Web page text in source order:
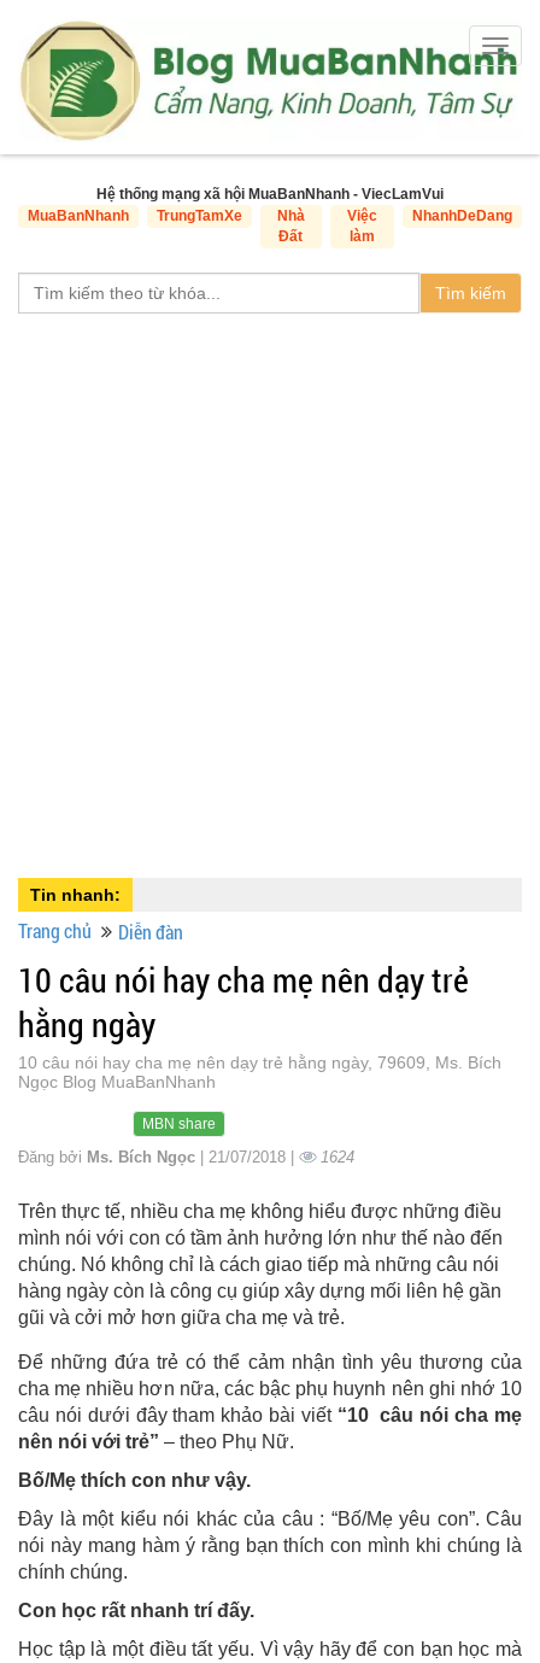
Hệ thống mạng xã hội MuaBanNhanh - ViecLamVui
MuaBanNhanh
TrungTamXe
Nhà
Đất
Việc
làm
NhanhDeDang
Tìm kiếm
Tin nhanh:
Trang chủ Diễn đàn
10 câu nói hay cha mẹ nên dạy trẻ
hằng ngày
10 câu nói hay cha mẹ nên dạy trẻ hằng ngày, 79609, Ms. Bích
Ngọc Blog MuaBanNhanh
MBN share
Đăng bởi Ms. Bích Ngọc | 21/07/2018 | 1624
Trên thực tế, nhiều cha mẹ không hiểu được những điều
mình nói với con có tầm ảnh hưởng lớn như thế nào đến
chúng. Nó không chỉ là cách giao tiếp mà những câu nói
hàng ngày còn là công cụ giúp xây dựng mối liên hệ gần
gũi và cởi mở hơn giữa cha mẹ và trẻ.
Để những đứa trẻ có thể cảm nhận tình yêu thương của
cha mẹ nhiều hơn nữa, các bậc phụ huynh nên ghi nhớ 10
câu nói dưới đây tham khảo bài viết “10 câu nói cha mẹ
nên nói với trẻ” – theo Phụ Nữ.
Bố/Mẹ thích con như vậy.
Đây là một kiểu nói khác của câu : “Bố/Mẹ yêu con”. Câu
nói này mang hàm ý rằng bạn thích con mình khi chúng là
chính chúng.
Con học rất nhanh trí đấy.
Học tập là một điều tất yếu. Vì vậy hãy để con bạn học mà